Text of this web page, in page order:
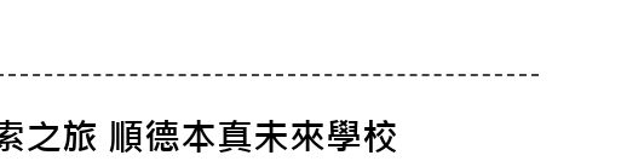
之旅 順德本真未來學校